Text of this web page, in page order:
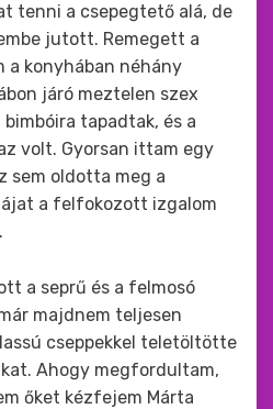
tenni a csepegtető alá, de
jutott. Remegett a
a konyhában néhány
járó meztelen szex
tapadtak, és a
volt. Gyorsan ittam egy
sem oldotta meg a
a felfokozott izgalom
a seprű és a felmosó
majdnem teljesen
cseppekkel teletöltötte
Ahogy megfordultam,
őket kézfejem Márta